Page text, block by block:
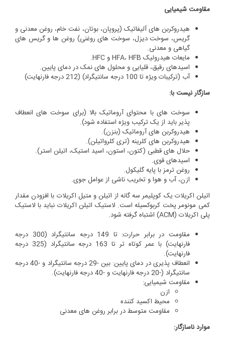
مقاومت شیمیایی
هیدروکربن های آلیفاتیک (پروپان، بوتان، نفت خام، روغن معدنی و
گریس، سوخت دیزل، سوخت های روغنی) روغن ها و گریس های
گیاهی و معدنی.
مایعات هیدرولیک HFA، HFB و HFC.
اسیدهای رقیق، قلیایی و محلول های نمک در دمای پایین.
آب (ترکیبات ویژه تا 100 درجه سانتیگراد) (212 درجه فارنهایت)
سازگار نیست با:
سوخت های با محتوای آروماتیک بالا (برای سوخت های انعطاف
پذیر باید از یک ترکیب ویژه استفاده شود).
هیدروکربن های آروماتیک (بنزن).
هیدروکربن های کلرینه (تری کلرواتیلن).
حلال های قطبی (کتون، استون، اسید استیک، اتیلن استر).
اسیدهای قوی.
روغن ترمز با پایه گلیکول.
ازن، آب و هوا و تخریب ناشی از عوامل جوی.
اتیلن اکریلات یک کوپلیمر سه گانه از اتیلن و متیل اکریلات با افزودن مقدار
کمی مونومر پخت کربوکسیله است. لاستیک اتیلن اکریلات نباید با لاستیک
پلی اکریلات (ACM) اشتباه گرفته شود.
مقاومت در برابر حرارت: تا 149 درجه سانتیگراد (300 درجه
فارنهایت) با عمر کوتاه تر تا 163 درجه سانتیگراد (325 درجه
فارنهایت).
انعطاف پذیری در دمای پایین: بین -29 درجه سانتیگراد و -40 درجه
سانتیگراد (-20 درجه فارنهایت و -40 درجه فارنهایت).
مقاومت شیمیایی:
ازن
محیط اکسید کننده
مقاومت متوسط در برابر روغن های معدنی
موارد ناسازگار: